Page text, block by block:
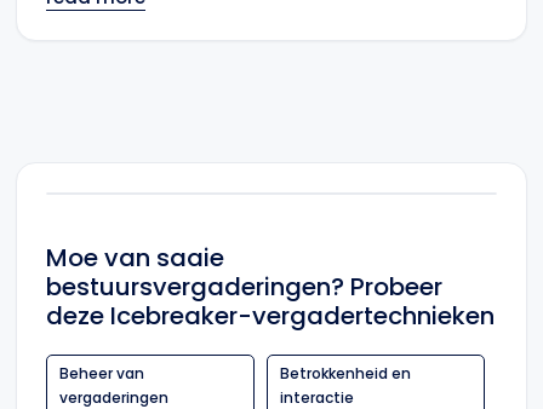
Moe van saaie
bestuursvergaderingen? Probeer
deze Icebreaker-vergadertechnieken
Beheer van
vergaderingen
Betrokkenheid en
interactie